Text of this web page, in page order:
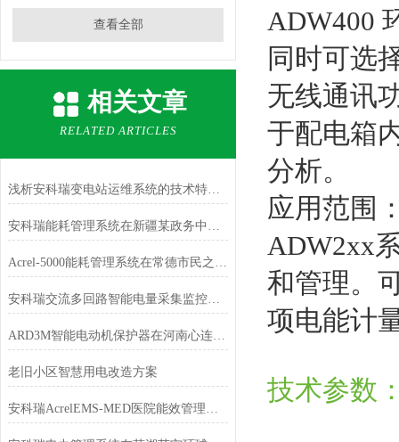
查看全部
相关文章
RELATED ARTICLES
浅析安科瑞变电站运维系统的技术特点及其应用
安科瑞能耗管理系统在新疆某政务中心项目的研究与应用
Acrel-5000能耗管理系统在常德市民之家的应用
安科瑞交流多回路智能电量采集监控装置在河南某高速公路项目的应用
ARD3M智能电动机保护器在河南心连心化学工业集团的应用
老旧小区智慧用电改造方案
安科瑞AcrelEMS-MED医院能效管理平台行业解决方案
ADW400
同时可选
无线通讯
于配电箱
分析。
应用范围
ADW2xx
和管理。
项电能计
技术参数